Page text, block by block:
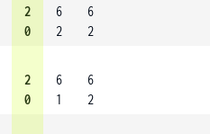
2
0
6
2
6
2
2
0
6
1
6
2